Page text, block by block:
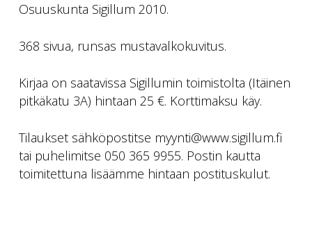
Osuuskunta Sigillum 2010.
368 sivua, runsas mustavalkokuvitus.
Kirjaa on saatavissa Sigillumin toimistolta (Itäinen
pitkäkatu 3A) hintaan 25 €. Korttimaksu käy.
Tilaukset sähköpostitse myynti@www.sigillum.fi
tai puhelimitse 050 365 9955. Postin kautta
toimitettuna lisäämme hintaan postituskulut.